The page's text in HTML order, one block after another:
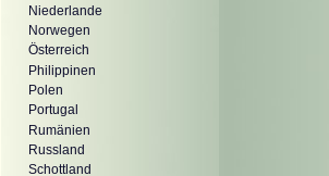
Niederlande
Norwegen
Österreich
Philippinen
Polen
Portugal
Rumänien
Russland
Schottland